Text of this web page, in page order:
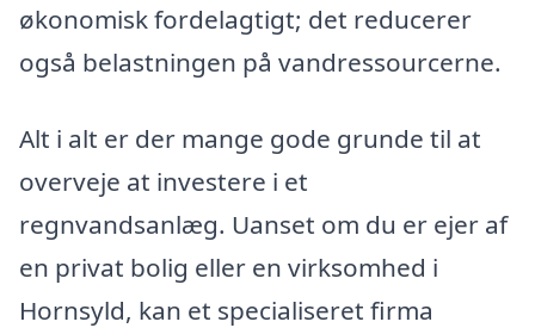
økonomisk fordelagtigt; det reducerer
også belastningen på vandressourcerne.
Alt i alt er der mange gode grunde til at
overveje at investere i et
regnvandsanlæg. Uanset om du er ejer af
en privat bolig eller en virksomhed i
Hornsyld, kan et specialiseret firma